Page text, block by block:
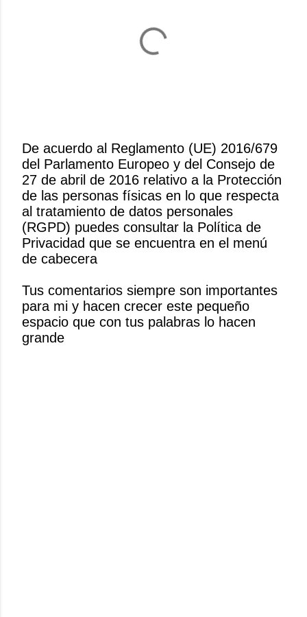
P
u
b
l
i
c
a
u
n
c
o
De acuerdo al Reglamento (UE) 2016/679
del Parlamento Europeo y del Consejo de
27 de abril de 2016 relativo a la Protección
de las personas físicas en lo que respecta
al tratamiento de datos personales
(RGPD) puedes consultar la Política de
Privacidad que se encuentra en el menú
de cabecera
Tus comentarios siempre son importantes
para mi y hacen crecer este pequeño
espacio que con tus palabras lo hacen
grande